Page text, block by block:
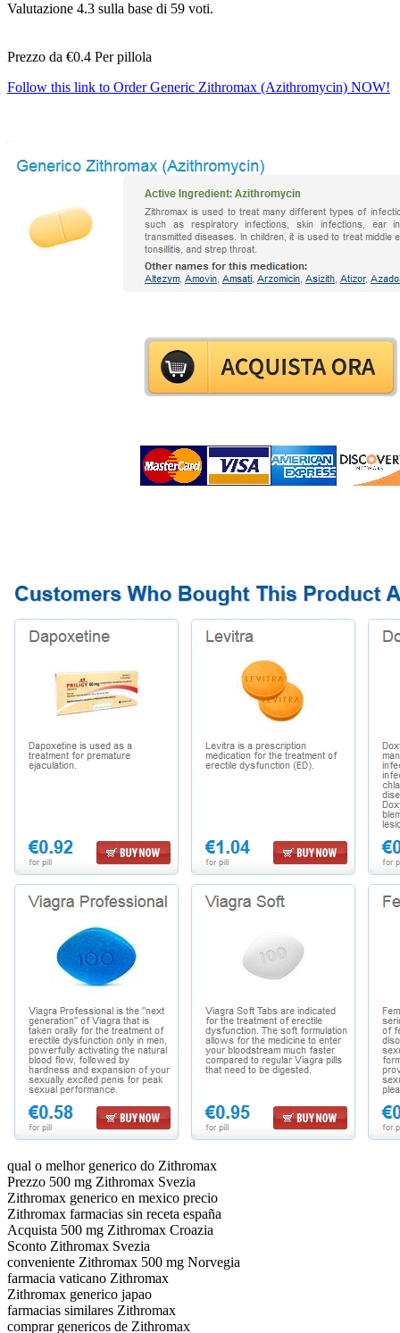
Valutazione 4.3 sulla base di 59 voti.
Prezzo da €0.4 Per pillola
Follow this link to Order Generic Zithromax (Azithromycin) NOW!
qual o melhor generico do Zithromax
Prezzo 500 mg Zithromax Svezia
Zithromax generico en mexico precio
Zithromax farmacias sin receta españa
Acquista 500 mg Zithromax Croazia
Sconto Zithromax Svezia
conveniente Zithromax 500 mg Norvegia
farmacia vaticano Zithromax
Zithromax generico japao
farmacias similares Zithromax
comprar genericos de Zithromax